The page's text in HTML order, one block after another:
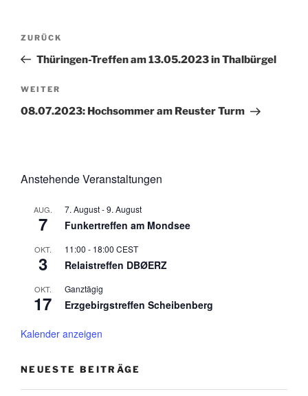
Beitragsnavigation
Vorheriger
Beitrag
ZURÜCK
Thüringen-Treffen am 13.05.2023 in Thalbürgel
Nächster
Beitrag
WEITER
08.07.2023: Hochsommer am Reuster Turm
Anstehende Veranstaltungen
AUG.
7
7. August-9. August
Funkertreffen am Mondsee
OKT.
3
11:00 - 18:00 CEST
Relaistreffen DBØERZ
OKT.
17
Ganztägig
Erzgebirgstreffen Scheibenberg
Kalender anzeigen
NEUESTE BEITRÄGE